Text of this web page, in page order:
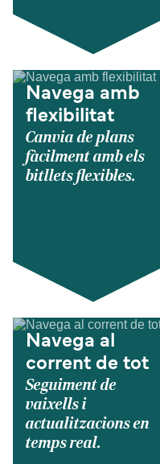
Navega amb
flexibilitat
Canvia de plans
fàcilment amb els
bitllets flexibles.
Navega al
corrent de tot
Seguiment de
vaixells i
actualitzacions en
temps real.